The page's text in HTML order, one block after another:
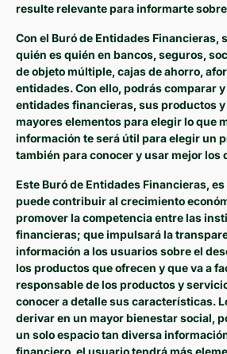
resulte relevante para informarte
Con el Buró de Entidades Financieras,
quién es quién en bancos, seguros,
de objeto múltiple, cajas de ahorro,
entidades. Con ello, podrás comparar
entidades financieras, sus productos
mayores elementos para elegir lo que
información te será útil para elegir un
también para conocer y usar mejor los
Este Buró de Entidades Financieras,
puede contribuir al crecimiento
promover la competencia entre las
financieras; que impulsará la
información a los usuarios sobre el
los productos que ofrecen y que va a
responsable de los productos y
conocer a detalle sus características.
derivar en un mayor bienestar social,
un solo espacio tan diversa